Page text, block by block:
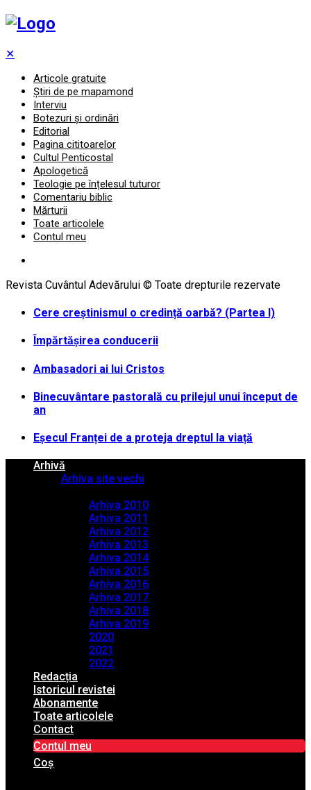
✕
Articole gratuite
Știri de pe mapamond
Interviu
Botezuri și ordinări
Editorial
Pagina cititoarelor
Cultul Penticostal
Apologetică
Teologie pe înțelesul tuturor
Comentariu biblic
Mărturii
Toate articolele
Contul meu
Revista Cuvântul Adevărului © Toate drepturile rezervate
Cere creștinismul o credință oarbă? (Partea I)
Împărtășirea conducerii
Ambasadori ai lui Cristos
Binecuvântare pastorală cu prilejul unui început de
an
Eșecul Franței de a proteja dreptul la viață
Arhivă
Arhiva site vechi
Arhiva 2010
Arhiva 2011
Arhiva 2012
Arhiva 2013
Arhiva 2014
Arhiva 2015
Arhiva 2016
Arhiva 2017
Arhiva 2018
Arhiva 2019
2020
2021
2022
Redacția
Istoricul revistei
Abonamente
Toate articolele
Contact
Contul meu
Coș